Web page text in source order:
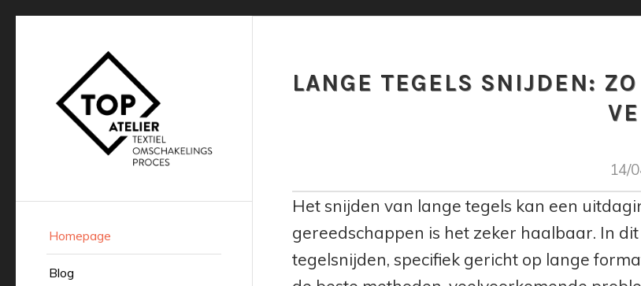
Homepage
Blog
LANGE TEGELS SNIJDEN:
14/
Het snijden van lange tegels kan een
gereedschappen is het zeker haalbaar. In
tegelsnijden, specifiek gericht op lange